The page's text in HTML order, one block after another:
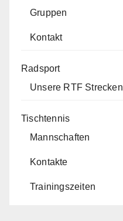
Gruppen
Kontakt
Radsport
Unsere RTF Strecken
Tischtennis
Mannschaften
Kontakte
Trainingszeiten